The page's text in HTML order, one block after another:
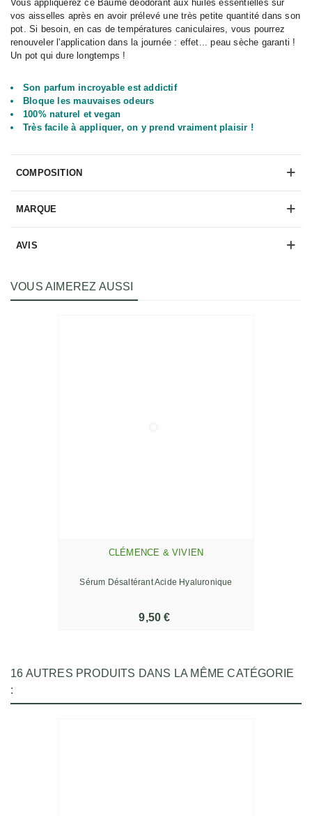
Vous appliquerez ce Baume déodorant aux huiles essentielles sur
vos aisselles après en avoir prélevé une très petite quantité dans son
pot. Si besoin, en cas de températures caniculaires, vous pourrez
renouveler l'application dans la journée : effet... peau sèche garanti !
Un pot qui dure longtemps !
Son parfum incroyable est addictif
Bloque les mauvaises odeurs
100% naturel et vegan
Très facile à appliquer, on y prend vraiment plaisir !
COMPOSITION
MARQUE
AVIS
VOUS AIMEREZ AUSSI
CLÉMENCE & VIVIEN
Sérum Désaltérant Acide Hyaluronique
9,50 €
16 AUTRES PRODUITS DANS LA MÊME CATÉGORIE
: